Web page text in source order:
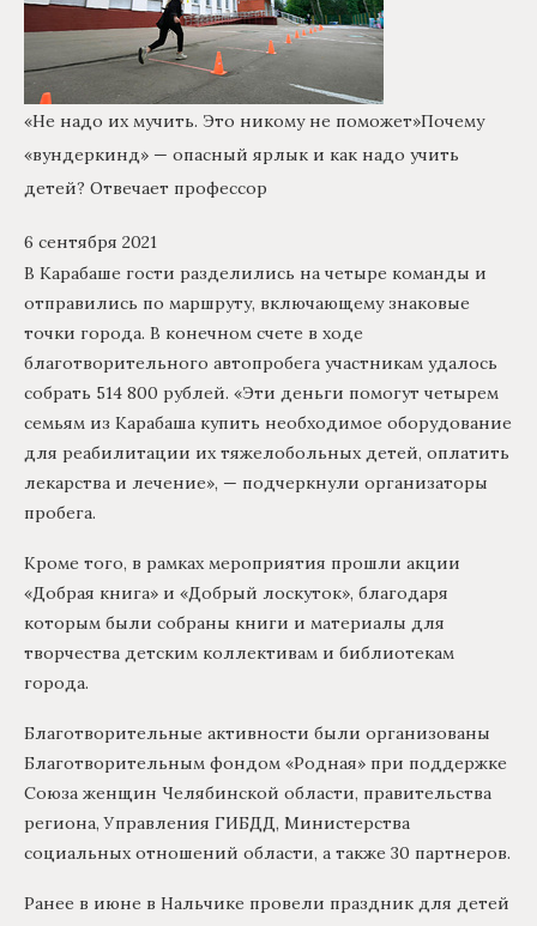
«Не надо их мучить. Это никому не поможет»Почему
«вундеркинд» — опасный ярлык и как надо учить
детей? Отвечает профессор
6 сентября 2021
В Карабаше гости разделились на четыре команды и
отправились по маршруту, включающему знаковые
точки города. В конечном счете в ходе
благотворительного автопробега участникам удалось
собрать 514 800 рублей. «Эти деньги помогут четырем
семьям из Карабаша купить необходимое оборудование
для реабилитации их тяжелобольных детей, оплатить
лекарства и лечение», — подчеркнули организаторы
пробега.
Кроме того, в рамках мероприятия прошли акции
«Добрая книга» и «Добрый лоскуток», благодаря
которым были собраны книги и материалы для
творчества детским коллективам и библиотекам
города.
Благотворительные активности были организованы
Благотворительным фондом «Родная» при поддержке
Союза женщин Челябинской области, правительства
региона, Управления ГИБДД, Министерства
социальных отношений области, а также 30 партнеров.
Ранее в июне в Нальчике провели праздник для детей